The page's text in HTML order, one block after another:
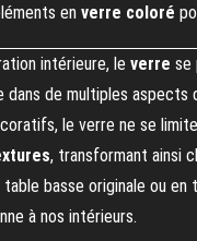
en verre coloré
intérieure, le verre se
dans de multiples aspects
le verre ne se
, transformant ainsi
table basse originale ou
à nos intérieurs.